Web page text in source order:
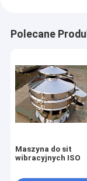
Polecane
Maszyna do sit
wibracyjnych ISO